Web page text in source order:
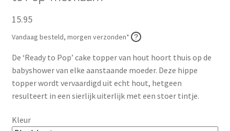
naar:
15.95
Vandaag besteld, morgen verzonden*
De ‘Ready to Pop’ cake topper van hout hoort thuis op de
babyshower van elke aanstaande moeder. Deze hippe
topper wordt vervaardigd uit echt hout, hetgeen
resulteert in een sierlijk uiterlijk met een stoer tintje.
Kleur